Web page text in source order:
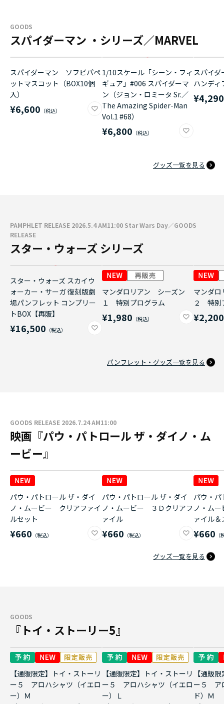
GOODS
スパイダーマン ・シリーズ／MARVEL
スパイダーマン ソフビパペ
ットマスコット（BOX10個
入）
¥6,600
1/10スケール「シーン・フィ
ギュア」#006 スパイダーマ
ン（ジョン・ロミータ Sr.／
The Amazing Spider-Man
Vol.1 #68）
¥6,800
スパイ
ハンディ
¥4,290
グッズ一覧を見る
PAMPHLET RELEASE 2026.5.4 AM11:00 Star Wars Day／GOODS
RELEASE
スター・ウォーズ シリーズ
スター・ウォーズ スカイウ
ォーカー・サーガ 復刻版劇
場パンフレット コンプリー
トBOX【再販】
¥16,500
マンダロリアン シーズン
１ 特別プログラム
¥1,980
マンダ
２ 特別
¥2,200
パンフレット・グッズ一覧を見る
GOODS RELEASE 2026.7.24 AM11:00
映画『パウ・パトロール ザ・ダイノ・ム
ービー』
パウ・パトロール ザ・ダイ
ノ・ムービー クリアファイ
ルセット
¥660
パウ・パトロール ザ・ダイ
ノ・ムービー ３Ｄクリアフ
ァイル
¥660
パウ・パ
ノ・ム
ァイル
¥660
グッズ一覧を見る
GOODS
『トイ・ストーリー5』
【通販限定】トイ・ストーリ
ー５ アロハシャツ（イエロ
ー）Ｍ
【通販限定】トイ・ストーリ
ー５ アロハシャツ（イエロ
ー）Ｌ
【通販
ー５ ア
ド）Ｍ